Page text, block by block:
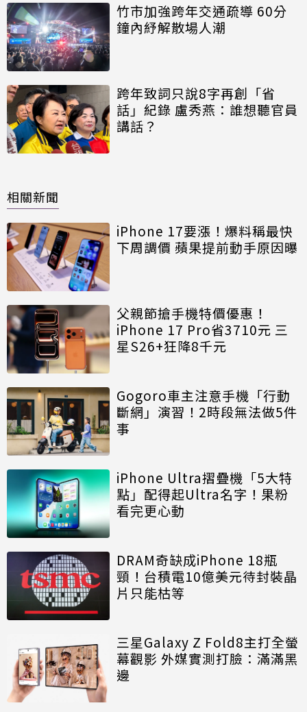
竹市加強跨年交通疏導 60分
鐘內紓解散場人潮
跨年致詞只說8字再創「省
話」紀錄 盧秀燕：誰想聽官員
講話？
相關新聞
iPhone 17要漲！爆料稱最快
下周調價 蘋果提前動手原因曝
父親節搶手機特價優惠！
iPhone 17 Pro省3710元 三
星S26+狂降8千元
Gogoro車主注意手機「行動
斷網」演習！2時段無法做5件
事
iPhone Ultra摺疊機「5大特
點」配得起Ultra名字！果粉
看完更心動
DRAM奇缺成iPhone 18瓶
頸！台積電10億美元待封裝晶
片只能枯等
三星Galaxy Z Fold8主打全螢
幕觀影 外媒實測打臉：滿滿黑
邊